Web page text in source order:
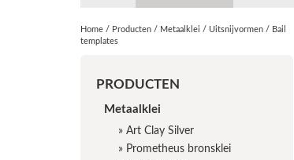
Home / Producten / Metaalklei / Uitsnijvormen / Bail
templates
PRODUCTEN
Metaalklei
» Art Clay Silver
» Prometheus bronsklei